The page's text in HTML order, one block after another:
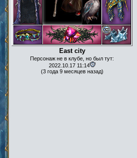
East city
Персонаж не в клубе, но был тут:
2022.10.17 11:14
(3 года 9 месяцев назад)